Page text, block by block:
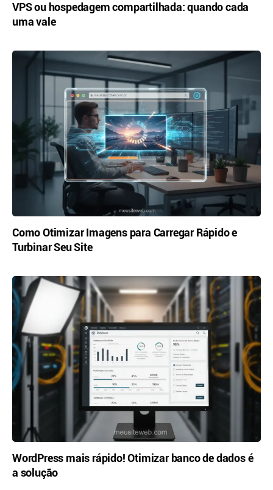
VPS ou hospedagem compartilhada: quando cada
uma vale
Como Otimizar Imagens para Carregar Rápido e
Turbinar Seu Site
WordPress mais rápido! Otimizar banco de dados é
a solução